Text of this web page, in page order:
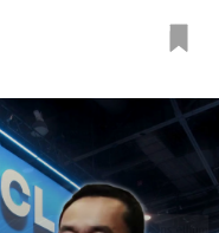
와 스스로 생각하고 집